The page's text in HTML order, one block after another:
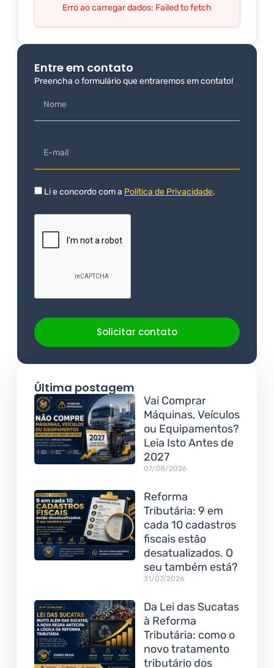
Erro ao carregar dados: Failed to fetch
Entre em contato
Preencha o formulário que entraremos em contato!
Li e concordo com a Política de Privacidade.
Solicitar contato
Última postagem
Vai Comprar
Máquinas, Veículos
ou Equipamentos?
Leia Isto Antes de
2027
07/08/2026
Reforma
Tributária: 9 em
cada 10 cadastros
fiscais estão
desatualizados. O
seu também está?
31/07/2026
Da Lei das Sucatas
à Reforma
Tributária: como o
novo tratamento
tributário dos